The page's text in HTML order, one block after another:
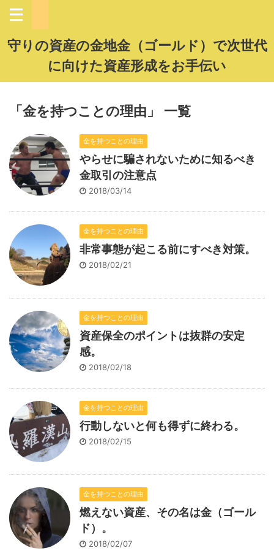
守りの資産の金地金（ゴールド）で次世代
に向けた資産形成をお手伝い
「金を持つことの理由」 一覧
金を持つことの理由
やらせに騙されないために知るべき
金取引の注意点
2018/03/14
金を持つことの理由
非常事態が起こる前にすべき対策。
2018/02/21
金を持つことの理由
資産保全のポイントは抜群の安定
感。
2018/02/18
金を持つことの理由
行動しないと何も得ずに終わる。
2018/02/15
金を持つことの理由
燃えない資産、その名は金（ゴール
ド）。
2018/02/07